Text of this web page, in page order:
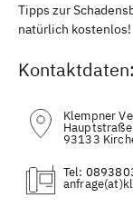
Tipps zur
natürlich kostenlos!
Kontaktdaten:
Klempner
93133
Tel:
(at)